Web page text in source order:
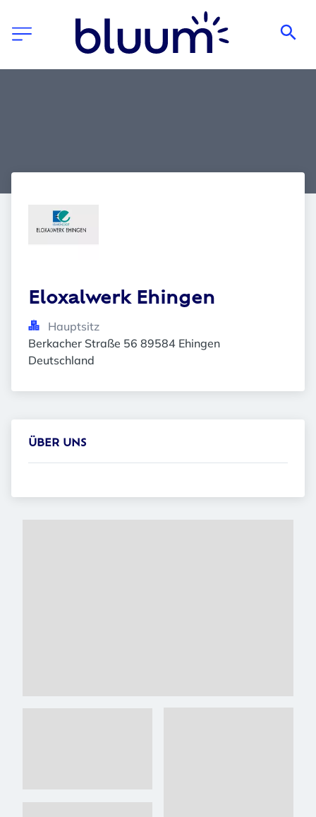
Eloxalwerk Ehingen
Hauptsitz
Berkacher Straße 56 89584 Ehingen
Deutschland
ÜBER UNS